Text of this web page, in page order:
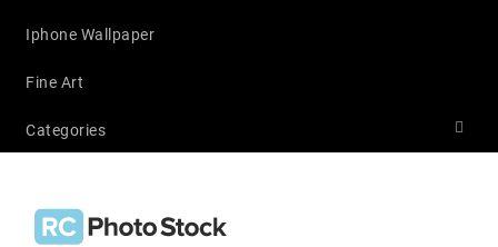
Iphone Wallpaper
Fine Art
Categories